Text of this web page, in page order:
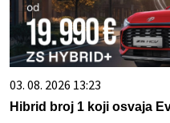
03. 08. 2026 13:23
Hibrid broj 1 koji osvaja